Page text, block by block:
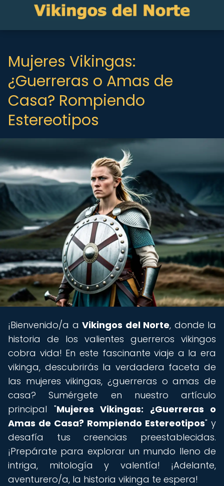
Mujeres Vikingas:
¿Guerreras o Amas de
Casa? Rompiendo
Estereotipos
¡Bienvenido/a a Vikingos del Norte, donde la
historia de los valientes guerreros vikingos
cobra vida! En este fascinante viaje a la era
vikinga, descubrirás la verdadera faceta de
las mujeres vikingas, ¿guerreras o amas de
casa? Sumérgete en nuestro artículo
principal "Mujeres Vikingas: ¿Guerreras o
Amas de Casa? Rompiendo Estereotipos" y
desafía tus creencias preestablecidas.
¡Prepárate para explorar un mundo lleno de
intriga, mitología y valentía! ¡Adelante,
aventurero/a, la historia vikinga te espera!